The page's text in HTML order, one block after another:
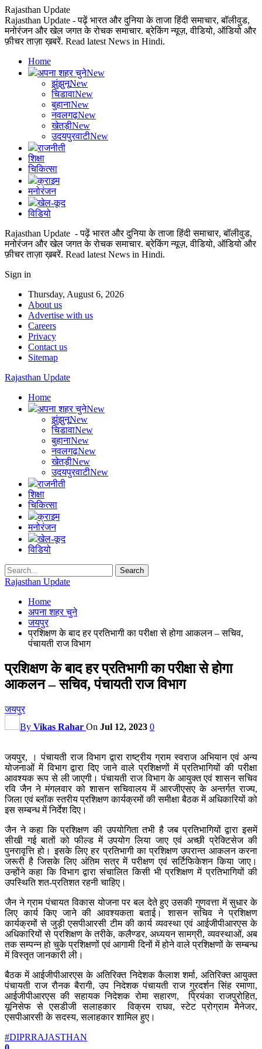
Rajasthan Update
Rajasthan Update - पढ़ें भारत और दुनिया के ताजा हिंदी समाचार, बॉलीवुड,
मनोरंजन और खेल जगत के रोचक समाचार. ब्रेकिंग न्यूज़, वीडियो, ऑडियो और
फ़ीचर ताज़ा ख़बरें. Read latest News in Hindi.
Home
अपना शहर चुनेNew
झुंझुनूNew
चिडावाNew
बुहानाNew
नवलगढ़New
खेतड़ीNew
उदयपुरवाटीNew
राजनीती
शिक्षा
चिकित्सा
क्राइम
मनोरंजन
खेल-कूद
विडियो
Rajasthan Update - पढ़ें भारत और दुनिया के ताजा हिंदी समाचार, बॉलीवुड,
मनोरंजन और खेल जगत के रोचक समाचार. ब्रेकिंग न्यूज़, वीडियो, ऑडियो और
फ़ीचर ताज़ा ख़बरें. Read latest News in Hindi.
Sign in
Thursday, August 6, 2026
About us
Advertise with us
Careers
Privacy
Contact us
Sitemap
Rajasthan Update
Home
अपना शहर चुनेNew
झुंझुनूNew
चिडावाNew
बुहानाNew
नवलगढ़New
खेतड़ीNew
उदयपुरवाटीNew
राजनीती
शिक्षा
चिकित्सा
क्राइम
मनोरंजन
खेल-कूद
विडियो
Rajasthan Update
Home
अपना शहर चुने
जयपुर
प्रशिक्षण के बाद हर प्रतिभागी का परीक्षा से होगा आकलन – सचिव,
पंचायती राज विभाग
प्रशिक्षण के बाद हर प्रतिभागी का परीक्षा से होगा
आकलन – सचिव, पंचायती राज विभाग
जयपुर
By Vikas Rahar On Jul 12, 2023 0
जयपुर, । पंचायती राज विभाग द्वारा राष्ट्रीय ग्राम स्वराज अभियान एवं अन्य
योजनाओं में विभाग द्वारा दिए जाने वाले प्रशिक्षणों में प्रतिभागियों की परीक्षा
आवश्यक रूप से ली जाएगी। पंचायती राज विभाग के आयुक्त एवं शासन सचिव
रवि जैन ने मंगलवार को शासन सचिवालय में आरजीएसए के अन्तर्गत राज्य,
जिला एवं ब्लॉक स्तरीय प्रशिक्षण कार्यक्रमों की समीक्षा बैठक में अधिकारियों को
इस सम्बन्ध में निर्देश दिए।
जैन ने कहा कि प्रशिक्षण की उपयोगिता तभी है जब प्रतिभागियों द्वारा इसमें
सीखी गई बातों को फील्ड में उपयोग लिया जाए एवं अच्छी प्रेक्टिसेज की
पुनरावृत्ति हो। इसके लिए हर प्रतिभागी का प्रशिक्षण उपरान्त आकलन करना
जरूरी है जिसके लिए अंतिम सत्र में परीक्षण एवं सर्टिफिकेशन किया जाए।
उन्होंने कहा कि विभाग द्वारा संचालित किसी भी प्रशिक्षण में प्रतिभागियों की
उपस्थिति शत-प्रतिशत रहनी चाहिए।
जैन ने ग्राम पंचायत विकास योजना पर बल देते हुए उसकी गुणवत्ता में सुधार के
लिए कार्य किए जाने की आवश्यकता बताई। शासन सचिव ने प्रशिक्षण
कार्यक्रमों से जुड़ी एसपीआरसी टीम की कार्य व्यवस्था एवं आईजीपीआरएस के
अधिकारियों से प्रशिक्षण के तरीके, कलैण्डर, अध्ययन सामग्री, व्यवस्थाओं, अब
तक सम्पन्न हो चुके प्रशिक्षणों एवं आगामी दिनों में होने वाले प्रशिक्षणों के सम्बन्ध
में विस्तृत जानकारी ली।
बैठक में आईजीपीआरएस के अतिरिक्त निदेशक कैलाश शर्मा, अतिरिक्त आयुक्त
पंचायती राज रौनक बैरागी, उप निदेशक पंचायती राज गुरदर्शन सिंह रमाणा,
आईजीपीआरएस की सहायक निदेशक रोमा सहारण, प्रियंका राजपुरोहित,
यूनिसेफ से एसडीजी सलाहकार विक्रम राघव, स्टेट प्रोग्राम मैनेजर,
एसपीआरसी के सदस्य, सलाहकार शामिल हुए।
#DIPRRAJASTHAN